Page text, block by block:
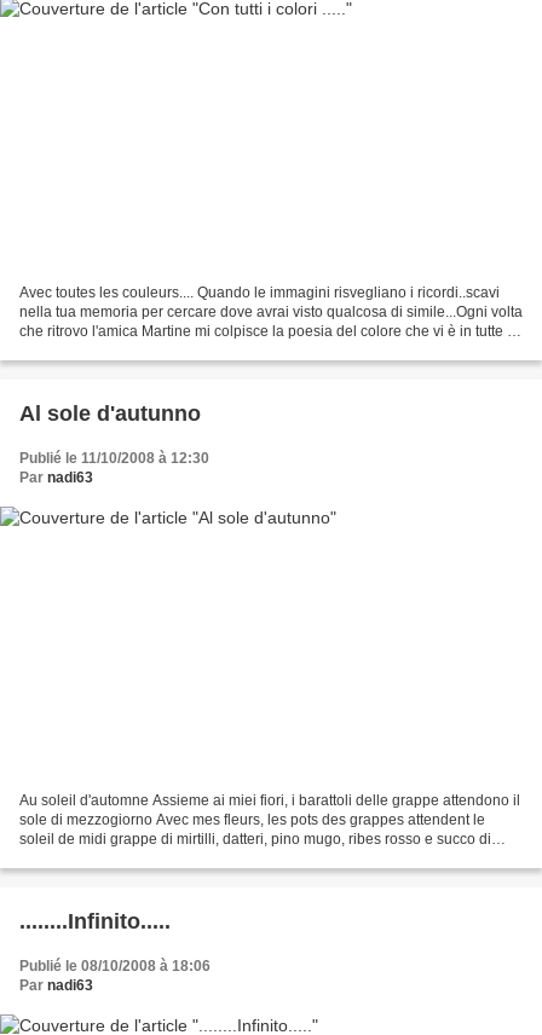
Avec toutes les couleurs.... Quando le immagini risvegliano i ricordi..scavi
nella tua memoria per cercare dove avrai visto qualcosa di simile...Ogni volta
che ritrovo l'amica Martine mi colpisce la poesia del colore che vi è in tutte le
Al sole d'autunno
Publié le 11/10/2008 à 12:30
Par nadi63
Au soleil d'automne Assieme ai miei fiori, i barattoli delle grappe attendono il
sole di mezzogiorno Avec mes fleurs, les pots des grappes attendent le
soleil de midi grappe di mirtilli, datteri, pino mugo, ribes rosso e succo di
........Infinito.....
Publié le 08/10/2008 à 18:06
Par nadi63